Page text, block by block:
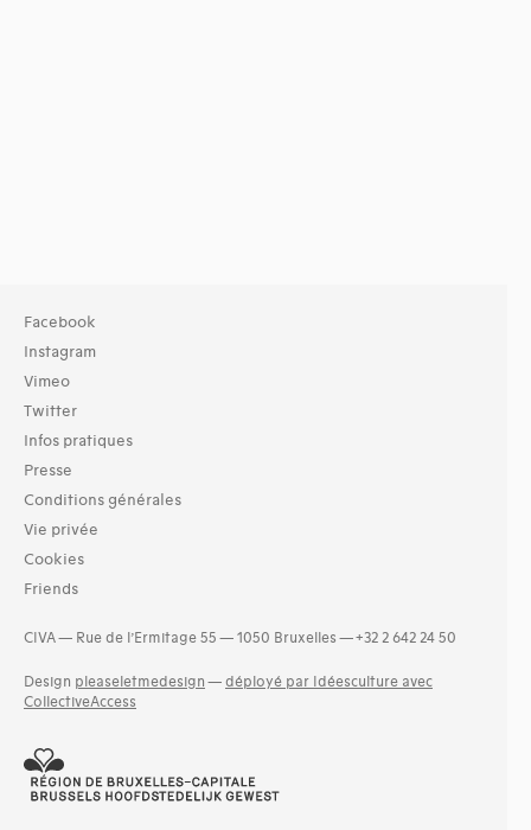
Facebook
Instagram
Vimeo
Twitter
Infos pratiques
Presse
Conditions générales
Vie privée
Cookies
Friends
CIVA — Rue de l’Ermitage 55 — 1050 Bruxelles — +32 2 642 24 50
Design pleaseletmedesign — déployé par Idéesculture avec
CollectiveAccess